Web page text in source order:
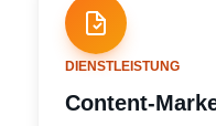
DIENSTLEISTUNG
Content-